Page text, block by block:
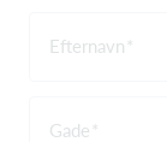
Efternavn
Gade